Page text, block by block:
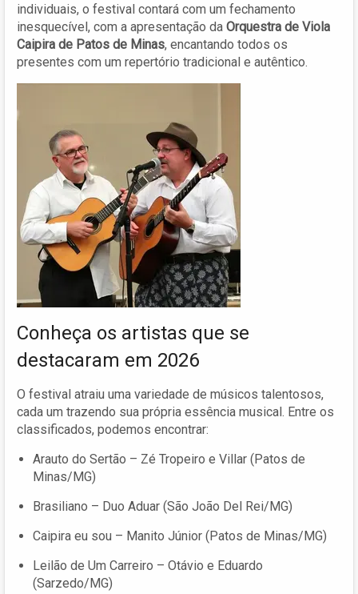
individuais, o festival contará com um fechamento
inesquecível, com a apresentação da Orquestra de Viola
Caipira de Patos de Minas, encantando todos os
presentes com um repertório tradicional e autêntico.
Conheça os artistas que se
destacaram em 2026
O festival atraiu uma variedade de músicos talentosos,
cada um trazendo sua própria essência musical. Entre os
classificados, podemos encontrar:
Arauto do Sertão – Zé Tropeiro e Villar (Patos de
Minas/MG)
Brasiliano – Duo Aduar (São João Del Rei/MG)
Caipira eu sou – Manito Júnior (Patos de Minas/MG)
Leilão de Um Carreiro – Otávio e Eduardo
(Sarzedo/MG)